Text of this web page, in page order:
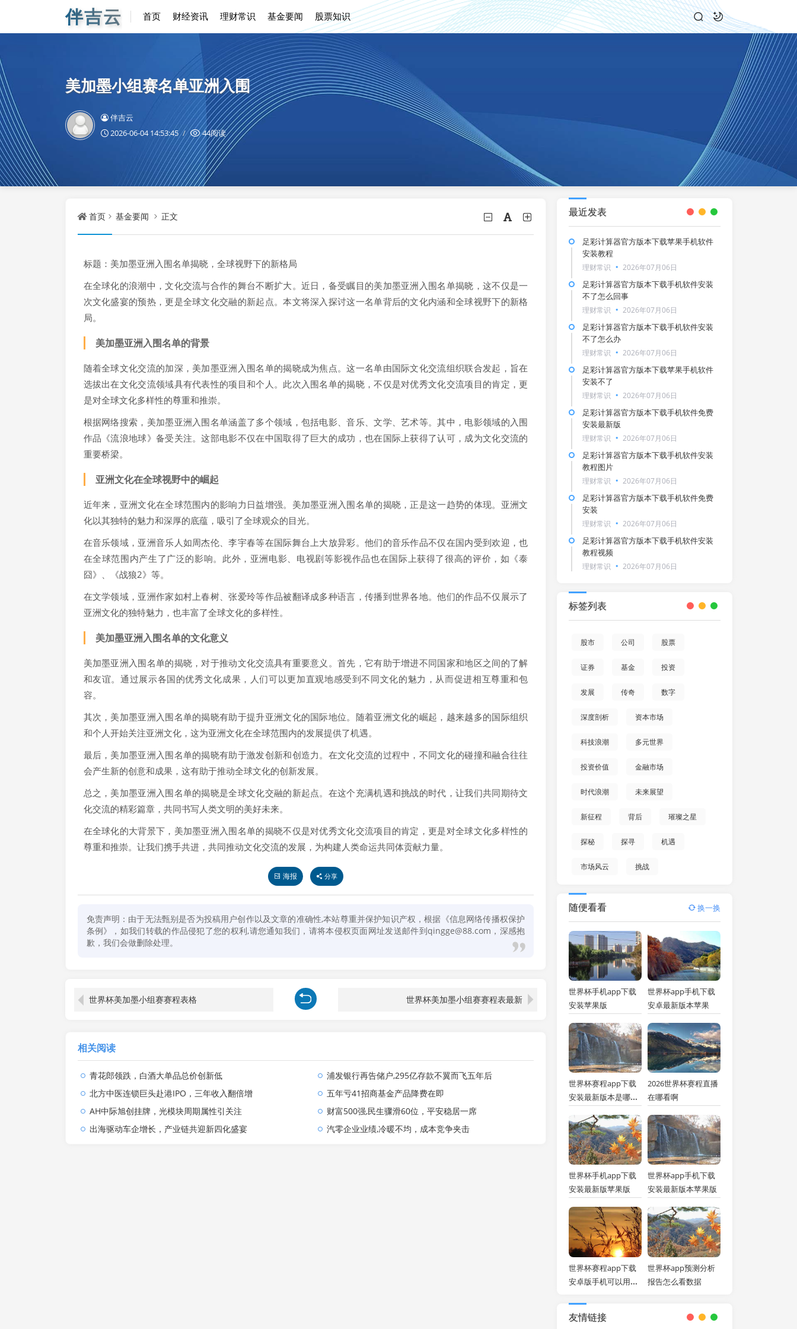
伴吉云 首页 财经资讯 理财常识 基金要闻 股票知识
美加墨小组赛名单亚洲入围
伴吉云
2026-06-04 14:53:45
44阅读
首页 基金要闻 正文
标题：美加墨亚洲入围名单揭晓，全球视野下的新格局
在全球化的浪潮中，文化交流与合作的舞台不断扩大。近日，备受瞩目的美加墨亚洲入围名单揭晓，这不仅是一
次文化盛宴的预热，更是全球文化交融的新起点。本文将深入探讨这一名单背后的文化内涵和全球视野下的新格
局。
美加墨亚洲入围名单的背景
随着全球文化交流的加深，美加墨亚洲入围名单的揭晓成为焦点。这一名单由国际文化交流组织联合发起，旨在
选拔出在文化交流领域具有代表性的项目和个人。此次入围名单的揭晓，不仅是对优秀文化交流项目的肯定，更
是对全球文化多样性的尊重和推崇。
根据网络搜索，美加墨亚洲入围名单涵盖了多个领域，包括电影、音乐、文学、艺术等。其中，电影领域的入围
作品《流浪地球》备受关注。这部电影不仅在中国取得了巨大的成功，也在国际上获得了认可，成为文化交流的
重要桥梁。
亚洲文化在全球视野中的崛起
近年来，亚洲文化在全球范围内的影响力日益增强。美加墨亚洲入围名单的揭晓，正是这一趋势的体现。亚洲文
化以其独特的魅力和深厚的底蕴，吸引了全球观众的目光。
在音乐领域，亚洲音乐人如周杰伦、李宇春等在国际舞台上大放异彩。他们的音乐作品不仅在国内受到欢迎，也
在全球范围内产生了广泛的影响。此外，亚洲电影、电视剧等影视作品也在国际上获得了很高的评价，如《泰
囧》、《战狼2》等。
在文学领域，亚洲作家如村上春树、张爱玲等作品被翻译成多种语言，传播到世界各地。他们的作品不仅展示了
亚洲文化的独特魅力，也丰富了全球文化的多样性。
美加墨亚洲入围名单的文化意义
美加墨亚洲入围名单的揭晓，对于推动文化交流具有重要意义。首先，它有助于增进不同国家和地区之间的了解
和友谊。通过展示各国的优秀文化成果，人们可以更加直观地感受到不同文化的魅力，从而促进相互尊重和包
容。
其次，美加墨亚洲入围名单的揭晓有助于提升亚洲文化的国际地位。随着亚洲文化的崛起，越来越多的国际组织
和个人开始关注亚洲文化，这为亚洲文化在全球范围内的发展提供了机遇。
最后，美加墨亚洲入围名单的揭晓有助于激发创新和创造力。在文化交流的过程中，不同文化的碰撞和融合往往
会产生新的创意和成果，这有助于推动全球文化的创新发展。
总之，美加墨亚洲入围名单的揭晓是全球文化交融的新起点。在这个充满机遇和挑战的时代，让我们共同期待文
化交流的精彩篇章，共同书写人类文明的美好未来。
在全球化的大背景下，美加墨亚洲入围名单的揭晓不仅是对优秀文化交流项目的肯定，更是对全球文化多样性的
尊重和推崇。让我们携手共进，共同推动文化交流的发展，为构建人类命运共同体贡献力量。
海报 分享
免责声明：由于无法甄别是否为投稿用户创作以及文章的准确性,本站尊重并保护知识产权，根据《信息网络传播权保护
条例》，如我们转载的作品侵犯了您的权利,请您通知我们，请将本侵权页面网址发送邮件到qingge@88.com，深感抱
歉，我们会做删除处理。
世界杯美加墨小组赛赛程表格 世界杯美加墨小组赛赛程表最新
相关阅读
青花郎领跌，白酒大单品总价创新低
浦发银行再告储户,295亿存款不翼而飞五年后
北方中医连锁巨头赴港IPO，三年收入翻倍增
五年亏41招商基金产品降费在即
AH中际旭创挂牌，光模块周期属性引关注
财富500强,民生骤滑60位，平安稳居一席
出海驱动车企增长，产业链共迎新四化盛宴
汽零企业业绩,冷暖不均，成本竞争夹击
最近发表
足彩计算器官方版本下载苹果手机软件
安装教程
理财常识 2026年07月06日
足彩计算器官方版本下载手机软件安装
不了怎么回事
理财常识 2026年07月06日
足彩计算器官方版本下载手机软件安装
不了怎么办
理财常识 2026年07月06日
足彩计算器官方版本下载苹果手机软件
安装不了
理财常识 2026年07月06日
足彩计算器官方版本下载手机软件免费
安装最新版
理财常识 2026年07月06日
足彩计算器官方版本下载手机软件安装
教程图片
理财常识 2026年07月06日
足彩计算器官方版本下载手机软件免费
安装
理财常识 2026年07月06日
足彩计算器官方版本下载手机软件安装
教程视频
理财常识 2026年07月06日
标签列表
股市 公司 股票
证券 基金 投资
发展 传奇 数字
深度剖析 资本市场
科技浪潮 多元世界
投资价值 金融市场
时代浪潮 未来展望
新征程 背后 璀璨之星
探秘 探寻 机遇
市场风云 挑战
随便看看 换一换
世界杯手机app下载
安装苹果版
世界杯app手机下载
安卓最新版本苹果
世界杯赛程app下载
安装最新版本是哪个
2026世界杯赛程直播
在哪看啊
世界杯手机app下载
安装最新版苹果版
世界杯app手机下载
安装最新版本苹果版
世界杯赛程app下载
安卓版手机可以用吗
世界杯app预测分析
报告怎么看数据
友情链接